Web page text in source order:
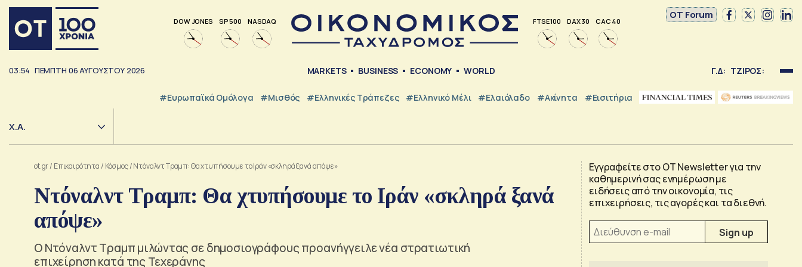
DOW JONES SP 500 NASDAQ FTSE 100 DAX 30 CAC 40
OT Forum
03:54 ΠΕΜΠΤΗ 06ΑΥΓΟΥΣΤΟΥ 2026 MARKETS BUSINESS ECONOMY WORLD Γ.Δ: ΤΖΙΡΟΣ:
#Ευρωπαϊκά Ομόλογα #Μισθός #ελληνικές Τράπεζες #Ελληνικό Μέλι #Ελαιόλαδο #Ακίνητα #εισιτήρια
Χ.Α.
ot.gr/ Επικαιρότητα / Κόσμος/Ντόναλντ Τραμπ: Θα χτυπήσουμε το Ιράν «σκληρά ξανά απόψε»
Ντόναλντ Τραμπ: Θα χτυπήσουμε το Ιράν «σκληρά ξανά
απόψε»
Ο Ντόναλντ Τραμπ μιλώντας σε δημοσιογράφους προανήγγειλε νέα στρατιωτική
επιχείρηση κατά της Τεχεράνης
Εγγραφείτε στο OT Newsletter για την
καθημερινή σας ενημέρωση με
ειδήσεις από την οικονομία, τις
επιχειρήσεις, τις αγορές και τα διεθνή.